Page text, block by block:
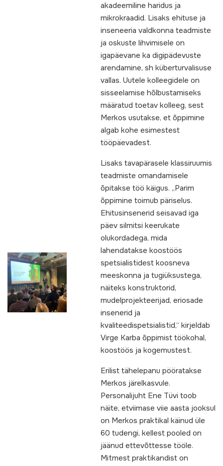
akadeemiline haridus ja
mikrokraadid. Lisaks ehituse ja
inseneeria valdkonna teadmiste
ja oskuste lihvimisele on
igapäevane ka digipädevuste
arendamine, sh küberturvalisuse
vallas. Uutele kolleegidele on
sisseelamise hõlbustamiseks
määratud toetav kolleeg, sest
Merkos usutakse, et õppimine
algab kohe esimestest
tööpäevadest.
Lisaks tavapärasele klassiruumis
teadmiste omandamisele
õpitakse töö käigus. „Parim
õppimine toimub päriselus.
Ehitusinsenerid seisavad iga
päev silmitsi keerukate
olukordadega, mida
lahendatakse koostöös
spetsialistidest koosneva
meeskonna ja tugiüksustega,
näiteks konstruktorid,
mudelprojekteerijad, eriosade
insenerid ja
kvaliteedispetsialistid,“ kirjeldab
Virge Karba õppimist töökohal,
koostöös ja kogemustest.
Erilist tähelepanu pööratakse
Merkos järelkasvule.
Personalijuht Ene Tüvi toob
näite, etviimase viie aasta jooksul
on Merkos praktikal käinud üle
60 tudengi, kellest pooled on
jäänud ettevõttesse tööle.
Mitmest praktikandist on